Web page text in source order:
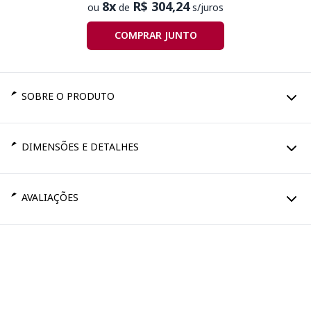
ou 8x de R$ 304,24s/juros
COMPRAR JUNTO
SOBRE O PRODUTO
DIMENSÕES E DETALHES
AVALIAÇÕES